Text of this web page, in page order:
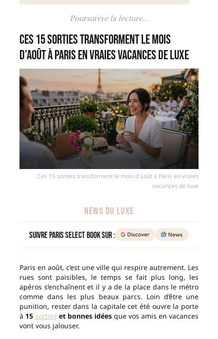
Poursuivre la lecture...
Ces 15 sorties transforment le mois
d’août à Paris en vraies vacances de luxe
Ces 15 sorties transforment le mois d'août à Paris en vraies
vacances de luxe
NEWS DU LUXE
Suivre Paris Select Book sur :
Paris en août, c’est une ville qui respire autrement. Les
rues sont paisibles, le temps se fait plus long, les
apéros s’enchaînent et il y a de la place dans le métro
comme dans les plus beaux parcs. Loin d’être une
punition, rester dans la capitale cet été ouvre la porte
à 15 sorties et bonnes idées que vos amis en vacances
vont vous jalouser.